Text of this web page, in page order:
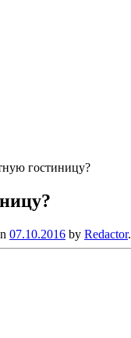
гостиницу?
07.10.2016 by Redactor.